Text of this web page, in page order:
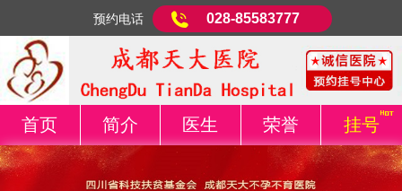
预约电话 028-85583777
首页 简介 医生 荣誉 挂号